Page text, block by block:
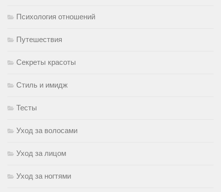
Психология отношений
Путешествия
Секреты красоты
Стиль и имидж
Тесты
Уход за волосами
Уход за лицом
Уход за ногтями